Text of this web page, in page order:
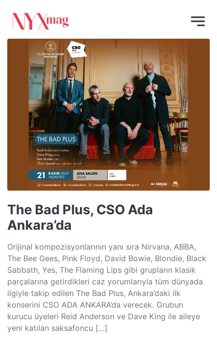
The Bad Plus, CSO Ada
Ankara’da
Orijinal kompozisyonlarının yanı sıra Nirvana, ABBA,
The Bee Gees, Pink Floyd, David Bowie, Blondie, Black
Sabbath, Yes, The Flaming Lips gibi grupların klasik
parçalarına getirdikleri caz yorumlarıyla tüm dünyada
ilgiyle takip edilen The Bad Plus, Ankara’daki ilk
konserini CSO ADA ANKARA’da verecek. Grubun
kurucu üyeleri Reid Anderson ve Dave King ile aileye
yeni katılan saksafoncu […]